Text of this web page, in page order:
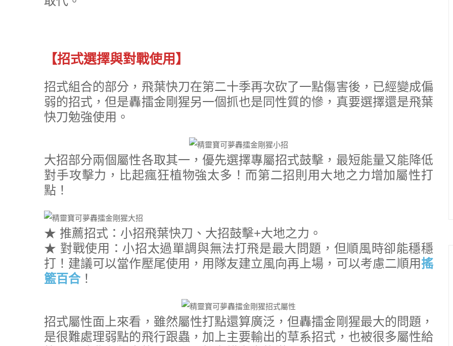
【招式選擇與對戰使用】
招式組合的部分，飛葉快刀在第二十季再次砍了一點傷害後，已經變成偏
弱的招式，但是轟擂金剛猩另一個抓也是同性質的慘，真要選擇還是飛葉
快刀勉強使用。
大招部分兩個屬性各取其一，優先選擇專屬招式鼓擊，最短能量又能降低
對手攻擊力，比起瘋狂植物強太多！而第二招則用大地之力增加屬性打
點！
★ 推薦招式：小招飛葉快刀、大招鼓擊+大地之力。
★ 對戰使用：小招太過單調與無法打飛是最大問題，但順風時卻能穩穩
打！建議可以當作壓尾使用，用隊友建立風向再上場，可以考慮二順用搖
籃百合！
招式屬性面上來看，雖然屬性打點還算廣泛，但轟擂金剛猩最大的問題，
是很難處理弱點的飛行跟蟲，加上主要輸出的草系招式，也被很多屬性給